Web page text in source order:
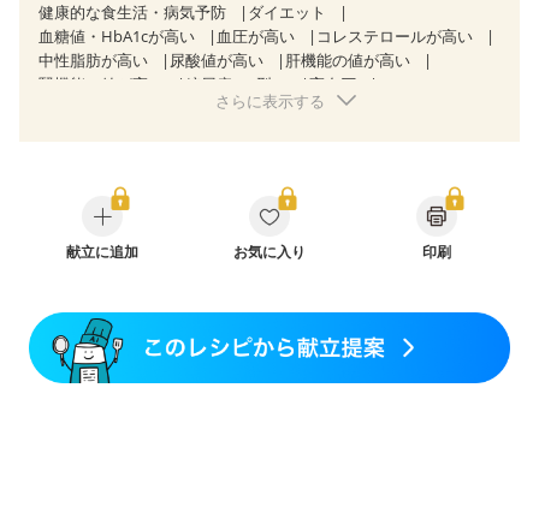
健康的な食生活・病気予防
ダイエット
血糖値・HbA1cが高い
血圧が高い
コレステロールが高い
中性脂肪が高い
尿酸値が高い
肝機能の値が高い
腎機能の値が高い
糖尿病（2型）
高血圧
胃ポリープ
逆流性食道炎
乳がん（放射線治療中）
乳がん治療を終えた方・経過観察中の方など
大腸がん治療を終えた方・経過観察中の方
骨粗しょう症
フレイル（年齢に合わせた体作り）
低栄養予防
貧血対策
ニキビ・肌荒れ
さらに表示する
献立に追加 お気に入り 印刷